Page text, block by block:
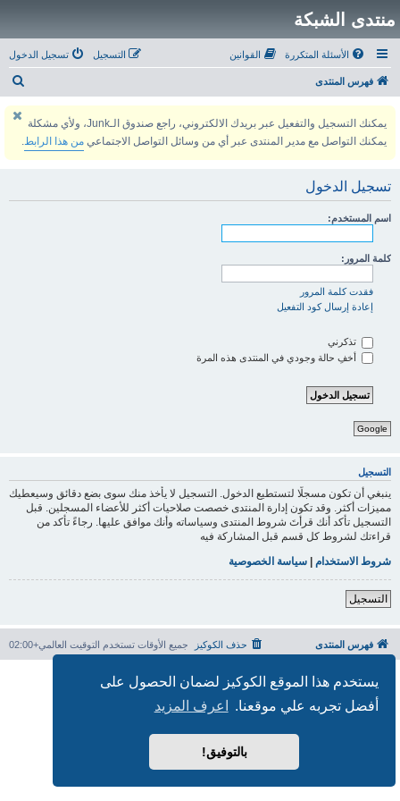
يستخدم هذا الموقع الكوكيز لضمان الحصول على
أفضل تجربه علي موقعنا.
اعرف المزيد
بالتوفيق!
منتدى الشبكة
الأسئلة المتكررة القوانين تسجيل الدخول التسجيل
فهرس المنتدى
يمكنك التسجيل والتفعيل عبر بريدك الالكتروني، راجع صندوق الـJunk، ولأي مشكلة
يمكنك التواصل مع مدير المنتدى عبر أي من وسائل التواصل الاجتماعي من هذا الرابط.
تسجيل الدخول
اسم المستخدم:
كلمة المرور:
فقدت كلمة المرور
إعادة إرسال كود التفعيل
تذكرني
أخفِ حالة وجودي في المنتدى هذه المرة
Google
التسجيل
ينبغي أن تكون مسجلًا لتستطيع الدخول. التسجيل لا يأخذ منك سوى بضع دقائق وسيعطيك
مميزات أكثر. وقد تكون إدارة المنتدى خصصت صلاحيات أكثر للأعضاء المسجلين. قبل
التسجيل تأكد أنك قرأتَ شروط المنتدى وسياساته وأنك موافق عليها. رجاءً تأكد من
قراءتك لشروط كل قسم قبل المشاركة فيه
شروط الاستخدام | سياسة الخصوصية
التسجيل
فهرس المنتدى جميع الأوقات تستخدم التوقيت العالمي+02:00 حذف الكوكيز
بدعم من phpBB
® Forum Software © phpBB Limited
الترجمة برعاية
المنتديات العربية
الخصوصية| الشروط